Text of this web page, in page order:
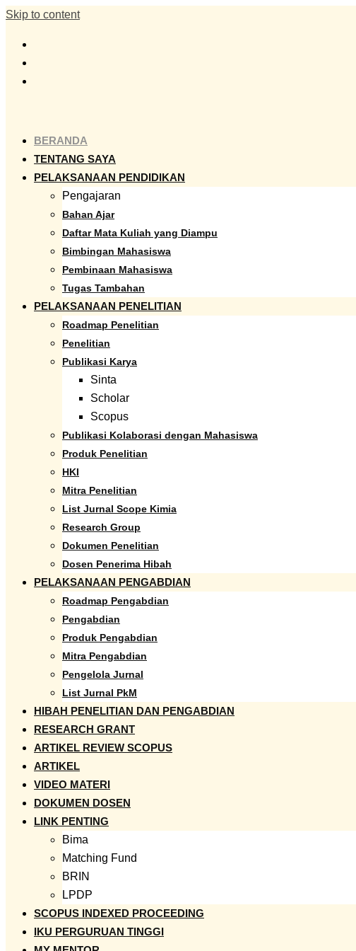
Skip to content
BERANDA
TENTANG SAYA
PELAKSANAAN PENDIDIKAN
Pengajaran
Bahan Ajar
Daftar Mata Kuliah yang Diampu
Bimbingan Mahasiswa
Pembinaan Mahasiswa
Tugas Tambahan
PELAKSANAAN PENELITIAN
Roadmap Penelitian
Penelitian
Publikasi Karya
Sinta
Scholar
Scopus
Publikasi Kolaborasi dengan Mahasiswa
Produk Penelitian
HKI
Mitra Penelitian
List Jurnal Scope Kimia
Research Group
Dokumen Penelitian
Dosen Penerima Hibah
PELAKSANAAN PENGABDIAN
Roadmap Pengabdian
Pengabdian
Produk Pengabdian
Mitra Pengabdian
Pengelola Jurnal
List Jurnal PkM
HIBAH PENELITIAN DAN PENGABDIAN
RESEARCH GRANT
ARTIKEL REVIEW SCOPUS
ARTIKEL
VIDEO MATERI
DOKUMEN DOSEN
LINK PENTING
Bima
Matching Fund
BRIN
LPDP
SCOPUS INDEXED PROCEEDING
IKU PERGURUAN TINGGI